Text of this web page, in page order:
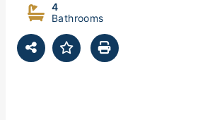
4
Bathrooms